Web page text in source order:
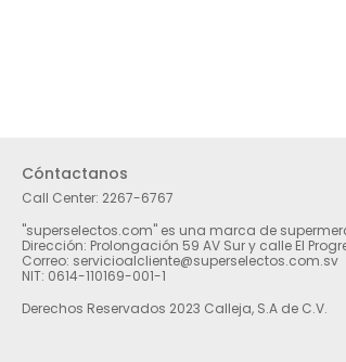
Cóntactanos
Call Center: 2267-6767
"superselectos.com" es una marca de
Dirección: Prolongación 59 AV Sur y calle El
Correo: servicioalcliente@superselectos.com.sv
NIT: 0614-110169-001-1
Derechos Reservados 2023 Calleja, S.A de C.V.